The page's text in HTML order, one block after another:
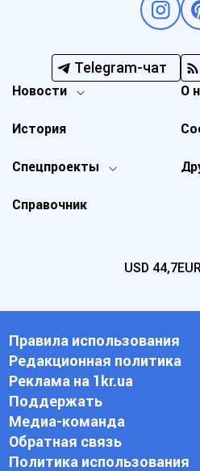
Telegram-чат
Новости
Спецпроекты
История
О
Справочник
USD 44,7
Правила использования
Редакционная политика
Реклама на 1kr.ua
Поддержать
Медиа-команда
Обратная связь
Политика использования